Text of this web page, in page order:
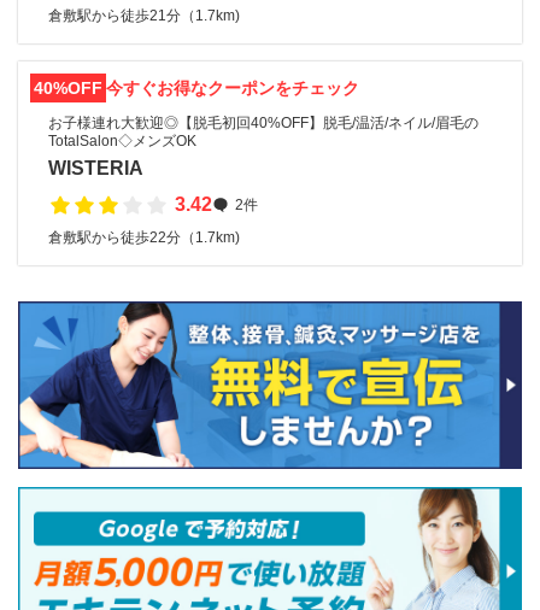
倉敷駅から徒歩21分（1.7km)
40%OFF 今すぐお得なクーポンをチェック
お子様連れ大歓迎◎【脱毛初回40%OFF】脱毛/温活/ネイル/眉毛の
TotalSalon◇メンズOK
WISTERIA
3.42
2件
倉敷駅から徒歩22分（1.7km)